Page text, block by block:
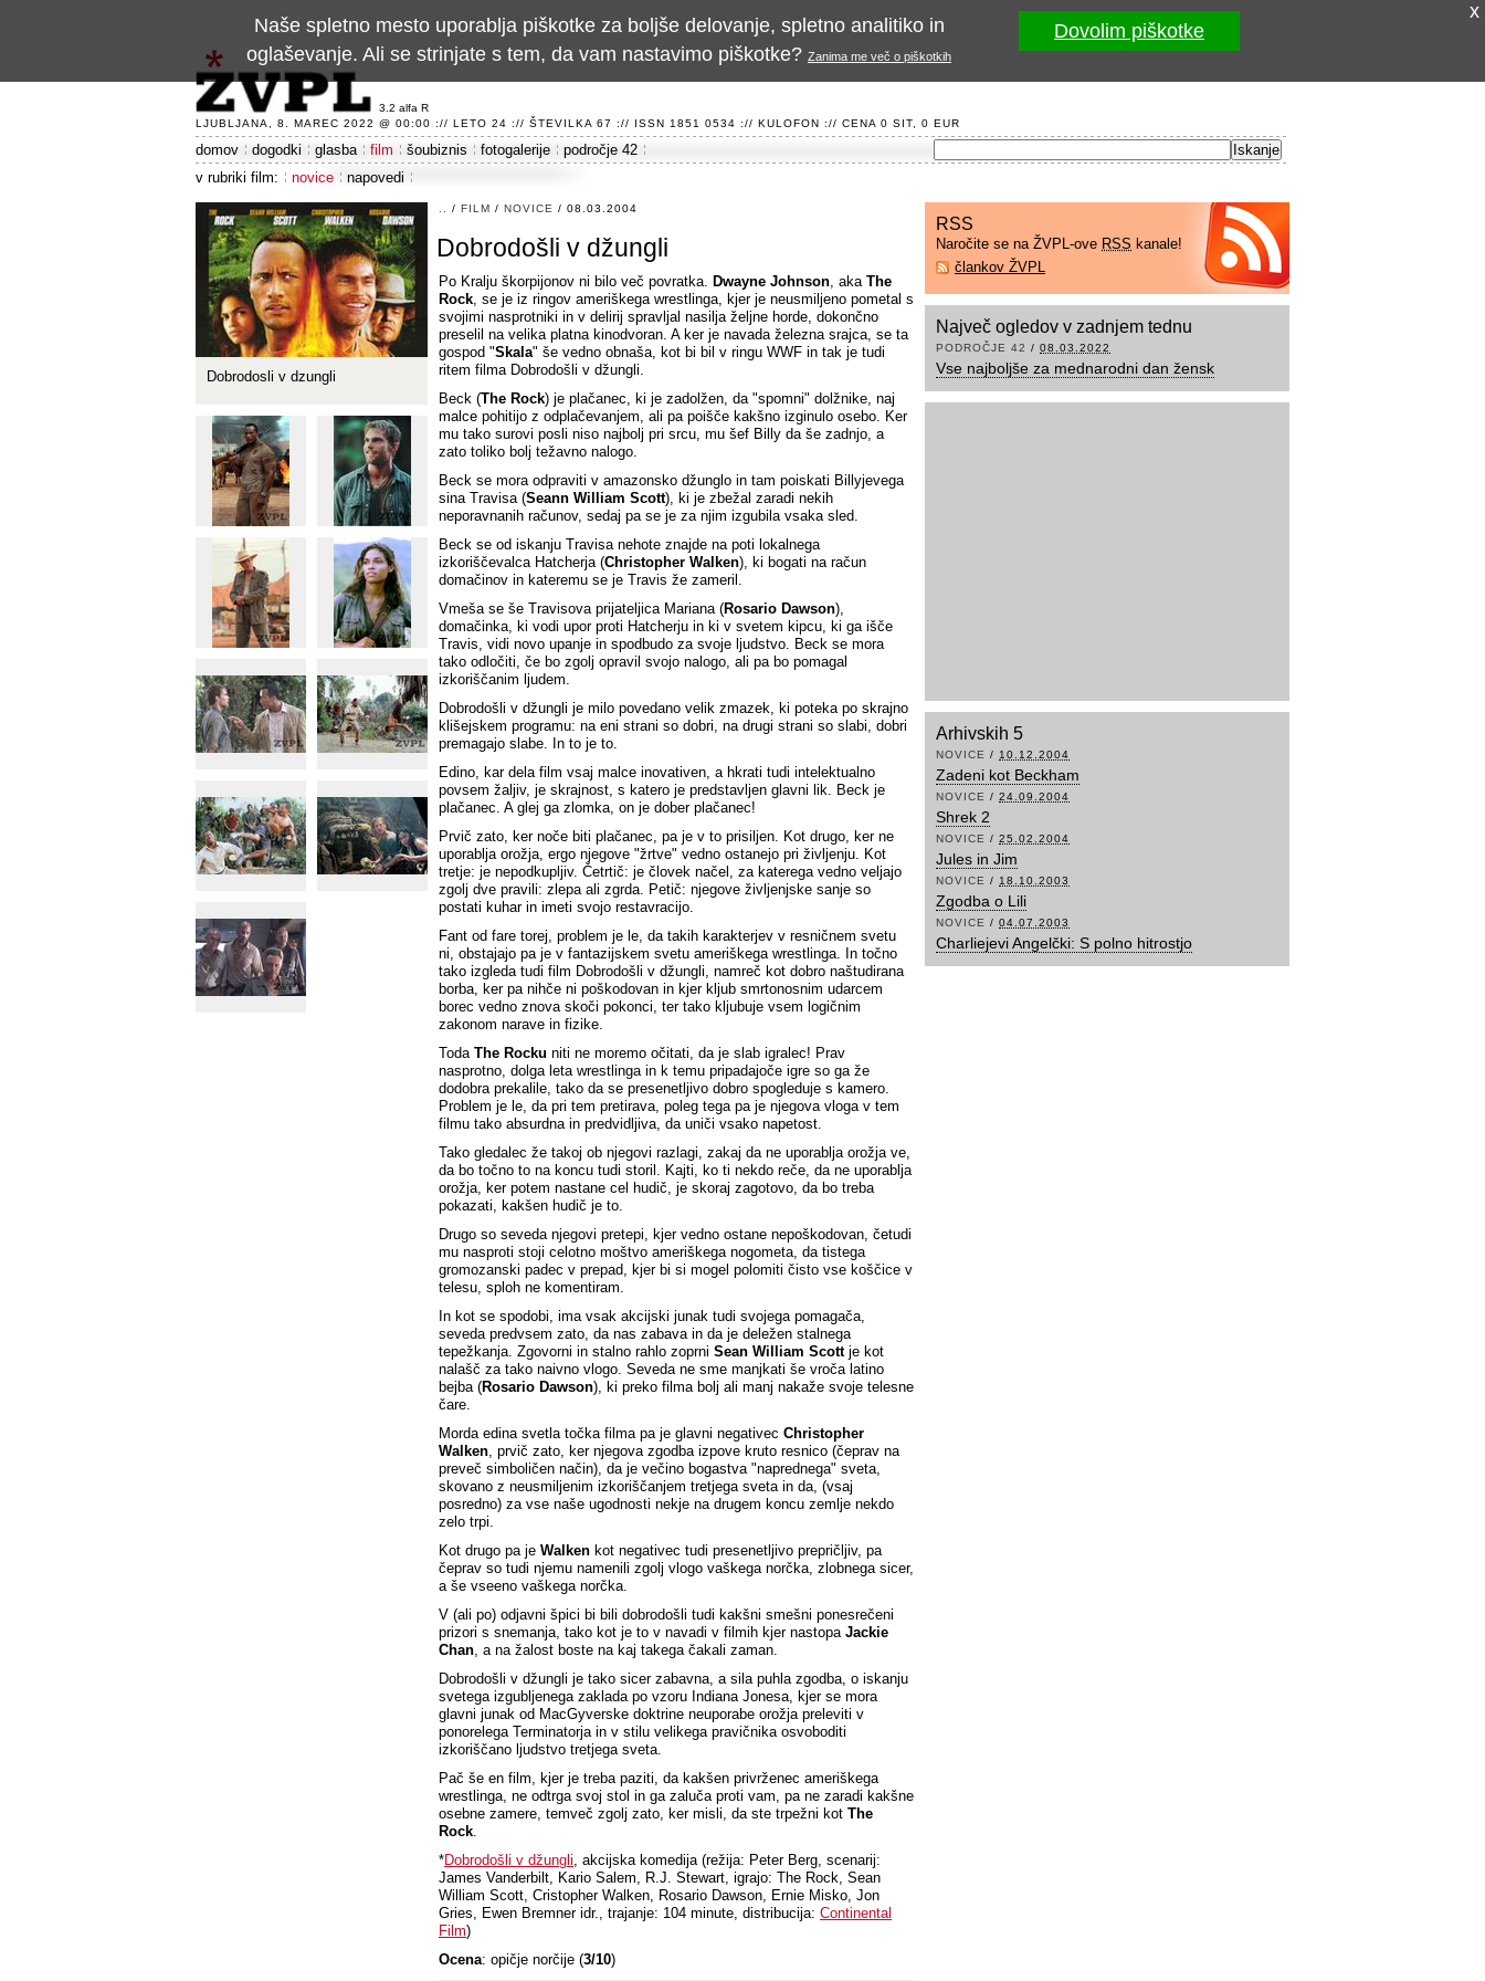
3.2 alfa R
LJUBLJANA, 8. MAREC 2022 @ 00:00 :// LETO 24 :// ŠTEVILKA 67 :// ISSN 1851 0534 :// KULOFON :// CENA 0 SIT, 0 EUR
domov dogodki glasba film šoubiznis fotogalerije
področje 42
v rubriki film:
novice napovedi
/ FILM / NOVICE / 08.03.2004
Dobrodošli v džungli
Po Kralju škorpijonov ni bilo več povratka. Dwayne Johnson, aka The
Rock, se je iz ringov ameriškega wrestlinga, kjer je neusmiljeno pometal s
svojimi nasprotniki in v delirij spravljal nasilja željne horde, dokončno
preselil na velika platna kinodvoran. A ker je navada železna srajca, se ta
gospod "Skala" še vedno obnaša, kot bi bil v ringu WWF in tak je tudi
ritem filma Dobrodošli v džungli.
Beck (The Rock) je plačanec, ki je zadolžen, da "spomni" dolžnike, naj
malce pohitijo z odplačevanjem, ali pa poišče kakšno izginulo osebo. Ker
mu tako surovi posli niso najbolj pri srcu, mu šef Billy da še zadnjo, a
zato toliko bolj težavno nalogo.
Beck se mora odpraviti v amazonsko džunglo in tam poiskati Billyjevega
sina Travisa (Seann William Scott), ki je zbežal zaradi nekih
neporavnanih računov, sedaj pa se je za njim izgubila vsaka sled.
Beck se od iskanju Travisa nehote znajde na poti lokalnega
izkoriščevalca Hatcherja (Christopher Walken), ki bogati na račun
domačinov in kateremu se je Travis že zameril.
Vmeša se še Travisova prijateljica Mariana (Rosario Dawson),
domačinka, ki vodi upor proti Hatcherju in ki v svetem kipcu, ki ga išče
Travis, vidi novo upanje in spodbudo za svoje ljudstvo. Beck se mora
tako odločiti, če bo zgolj opravil svojo nalogo, ali pa bo pomagal
izkoriščanim ljudem.
Dobrodošli v džungli je milo povedano velik zmazek, ki poteka po skrajno
klišejskem programu: na eni strani so dobri, na drugi strani so slabi, dobri
premagajo slabe. In to je to.
Edino, kar dela film vsaj malce inovativen, a hkrati tudi intelektualno
povsem žaljiv, je skrajnost, s katero je predstavljen glavni lik. Beck je
plačanec. A glej ga zlomka, on je dober plačanec!
Prvič zato, ker noče biti plačanec, pa je v to prisiljen. Kot drugo, ker ne
uporablja orožja, ergo njegove "žrtve" vedno ostanejo pri življenju. Kot
tretje: je nepodkupljiv. Četrtič: je človek načel, za katerega vedno veljajo
zgolj dve pravili: zlepa ali zgrda. Petič: njegove življenjske sanje so
postati kuhar in imeti svojo restavracijo.
Fant od fare torej, problem je le, da takih karakterjev v resničnem svetu
ni, obstajajo pa je v fantazijskem svetu ameriškega wrestlinga. In točno
tako izgleda tudi film Dobrodošli v džungli, namreč kot dobro naštudirana
borba, ker pa nihče ni poškodovan in kjer kljub smrtonosnim udarcem
borec vedno znova skoči pokonci, ter tako kljubuje vsem logičnim
zakonom narave in fizike.
Toda The Rocku niti ne moremo očitati, da je slab igralec! Prav
nasprotno, dolga leta wrestlinga in k temu pripadajoče igre so ga že
dodobra prekalile, tako da se presenetljivo dobro spogleduje s kamero.
Problem je le, da pri tem pretirava, poleg tega pa je njegova vloga v tem
filmu tako absurdna in predvidljiva, da uniči vsako napetost.
Tako gledalec že takoj ob njegovi razlagi, zakaj da ne uporablja orožja ve,
da bo točno to na koncu tudi storil. Kajti, ko ti nekdo reče, da ne uporablja
orožja, ker potem nastane cel hudič, je skoraj zagotovo, da bo treba
pokazati, kakšen hudič je to.
Drugo so seveda njegovi pretepi, kjer vedno ostane nepoškodovan, četudi
mu nasproti stoji celotno moštvo ameriškega nogometa, da tistega
gromozanski padec v prepad, kjer bi si mogel polomiti čisto vse koščice v
telesu, sploh ne komentiram.
In kot se spodobi, ima vsak akcijski junak tudi svojega pomagača,
seveda predvsem zato, da nas zabava in da je deležen stalnega
tepežkanja. Zgovorni in stalno rahlo zoprni Sean William Scottje kot
nalašč za tako naivno vlogo. Seveda ne sme manjkati še vroča latino
bejba (Rosario Dawson), ki preko filma bolj ali manj nakaže svoje telesne
čare.
Morda edina svetla točka filma pa je glavni negativec Christopher
Walken, prvič zato, ker njegova zgodba izpove kruto resnico (čeprav na
preveč simboličen način), da je večino bogastva "naprednega" sveta,
skovano z neusmiljenim izkoriščanjem tretjega sveta in da, (vsaj
posredno) za vse naše ugodnosti nekje na drugem koncu zemlje nekdo
zelo trpi.
Kot drugo pa je Walken kot negativec tudi presenetljivo prepričljiv, pa
čeprav so tudi njemu namenili zgolj vlogo vaškega norčka, zlobnega sicer,
a še vseeno vaškega norčka.
V (ali po) odjavni špici bi bili dobrodošli tudi kakšni smešni ponesrečeni
prizori s snemanja, tako kot je to v navadi v filmih kjer nastopa Jackie
Chan, a na žalost boste na kaj takega čakali zaman.
Dobrodošli v džungli je tako sicer zabavna, a sila puhla zgodba, o iskanju
svetega izgubljenega zaklada po vzoru Indiana Jonesa, kjer se mora
glavni junak od MacGyverske doktrine neuporabe orožja preleviti v
ponorelega Terminatorja in v stilu velikega pravičnika osvoboditi
izkoriščano ljudstvo tretjega sveta.
Pač še en film, kjer je treba paziti, da kakšen privrženec ameriškega
wrestlinga, ne odtrga svoj stol in ga zaluča proti vam, pa ne zaradi kakšne
osebne zamere, temveč zgolj zato, ker misli, da ste trpežni kot The
Rock.
*Dobrodošli v džungli, akcijska komedija (režija: Peter Berg, scenarij:
James Vanderbilt, Kario Salem, R.J. Stewart, igrajo: The Rock, Sean
William Scott, Cristopher Walken, Rosario Dawson, Ernie Misko, Jon
Gries, Ewen Bremner idr., trajanje: 104 minute, distribucija: Continental
Film)
Ocena: opičje norčije (3/10)
Dobrodosli v dzungli
RSS
Naročite se na ŽVPL-ove RSS kanale!
člankov ŽVPL
Največ ogledov v zadnjem tednu
PODROČJE 42 / 08.03.2022
Vse najboljše za mednarodni dan žensk
Arhivskih 5
NOVICE / 10.12.2004
Zadeni kot Beckham
NOVICE / 24.09.2004
Shrek 2
NOVICE / 25.02.2004
Jules in Jim
NOVICE / 18.10.2003
Zgodba o Lili
NOVICE / 04.07.2003
Charliejevi Angelčki: S polno hitrostjo
x
Naše spletno mesto uporablja piškotke za boljše delovanje, spletno analitiko in
oglaševanje. Ali se strinjate s tem, da vam nastavimo piškotke? Zanima me več o piškotkih
Dovolim piškotke